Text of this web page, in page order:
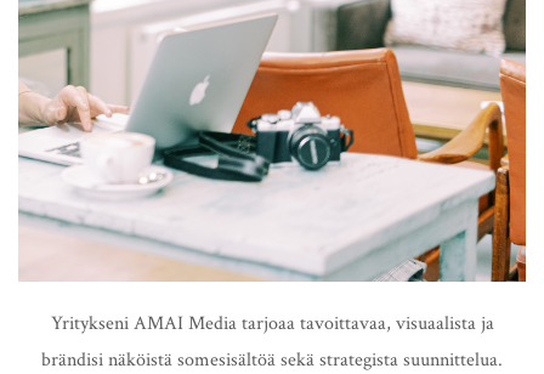
Yritykseni AMAI Media tarjoaa tavoittavaa, visuaalista ja
brändisi näköistä somesisältöä sekä strategista suunnittelua.